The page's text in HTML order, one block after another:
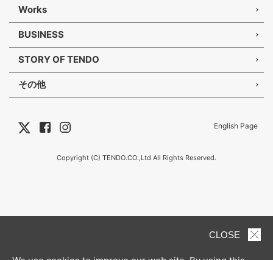
Works
BUSINESS
STORY OF TENDO
その他
English Page
Copyright (C) TENDO.CO.,Ltd All Rights Reserved.
CLOSE